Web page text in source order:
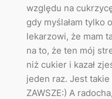
względu na
gdy myślałam tylko
lekarzowi, że mam
na to, że ten mój
niż cukier i kazał
jeden raz. Jest
ZAWSZE:) A